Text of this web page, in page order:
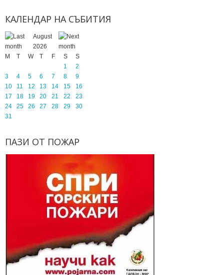
КАЛЕНДАР НА СЪБИТИЯ
August
2026
M
T W T F S
S
1
2
3
4 5 6 7 8
9
10
11 12 13 14 15
16
17
18 19 20 21 22
23
24
25 26 27 28 29
30
31
ПАЗИ ОТ ПОЖАР